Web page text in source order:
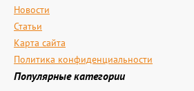
Новости
Статьи
Карта сайта
Политика конфиденциальности
Популярные категории